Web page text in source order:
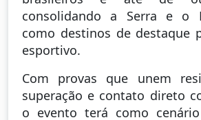
consolidando a Serra e o
como destinos de destaque
esportivo.
Com provas que unem
superação e contato direto
o evento terá como